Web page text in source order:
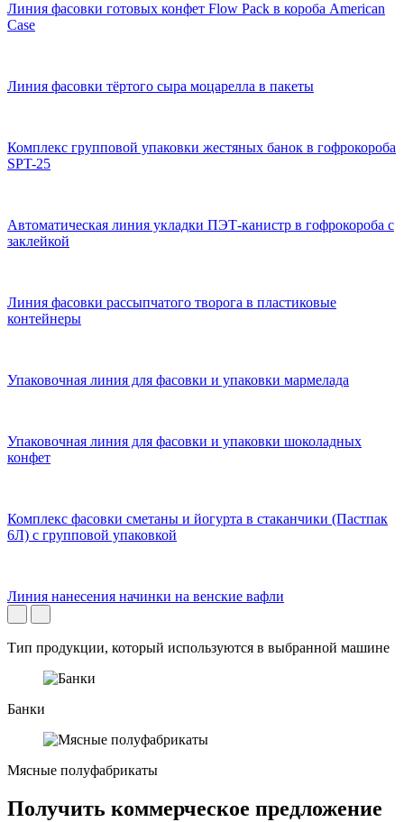
Линия фасовки готовых конфет Flow Pack в короба American
Case
Линия фасовки тёртого сыра моцарелла в пакеты
Комплекс групповой упаковки жестяных банок в гофрокороба
SPT-25
Автоматическая линия укладки ПЭТ-канистр в гофрокороба с
заклейкой
Линия фасовки рассыпчатого творога в пластиковые
контейнеры
Упаковочная линия для фасовки и упаковки мармелада
Упаковочная линия для фасовки и упаковки шоколадных
конфет
Комплекс фасовки сметаны и йогурта в стаканчики (Пастпак
6Л) с групповой упаковкой
Линия нанесения начинки на венские вафли
Тип продукции, который используются в выбранной машине
Банки
Мясные полуфабрикаты
Получить коммерческое предложение